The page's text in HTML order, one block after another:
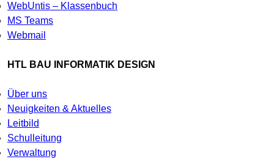
WebUntis – Klassenbuch
MS Teams
Webmail
HTL BAU INFORMATIK DESIGN
Über uns
Neuigkeiten & Aktuelles
Leitbild
Schulleitung
Verwaltung